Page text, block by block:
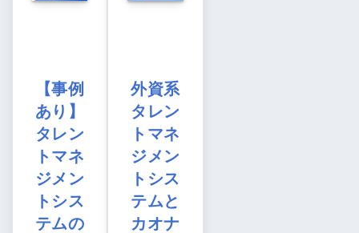
【事例
あり】
タレン
トマネ
ジメン
トシス
テムの
外資系
タレン
トマネ
ジメン
トシス
テムと
カオナ